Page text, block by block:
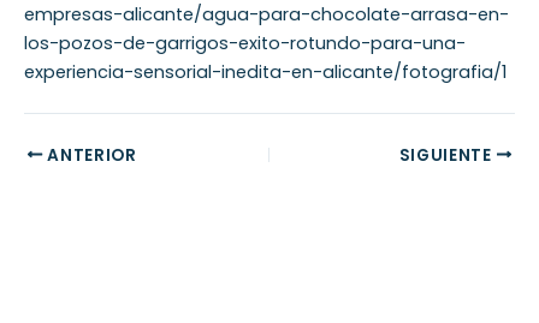
empresas-alicante/agua-para-chocolate-arrasa-en-
los-pozos-de-garrigos-exito-rotundo-para-una-
experiencia-sensorial-inedita-en-alicante/fotografia/1
ANTERIOR SIGUIENTE